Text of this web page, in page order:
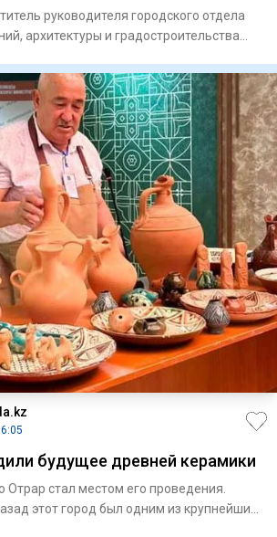
руководителя городского отдела
архитектуры и градостроительства
будущее древней керамики
Отрар стал местом его проведения.
этот город был одним из крупнейших